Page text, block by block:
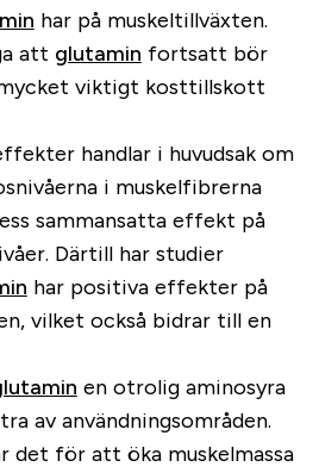
har på muskeltillväxten.
att glutamin fortsatt bör
viktigt kosttillskott
handlar i huvudsak om
i muskelfibrerna
sammansatta effekt på
Därtill har studier
har positiva effekter på
vilket också bidrar till en
en otrolig aminosyra
av användningsområden.
det för att öka muskelmassa